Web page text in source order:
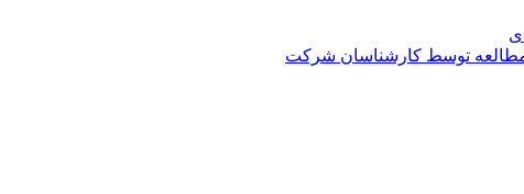
مطالعه توسط کارشناسان شرکت